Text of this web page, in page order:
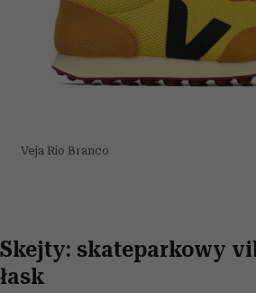
analizować ruch w naszej witrynie.
korzystasz z naszej witryny,
społecznościowym, reklamowym i
Partnerzy mogą połączyć te
Veja Rio Branco
Skejty: skateparkowy
łask